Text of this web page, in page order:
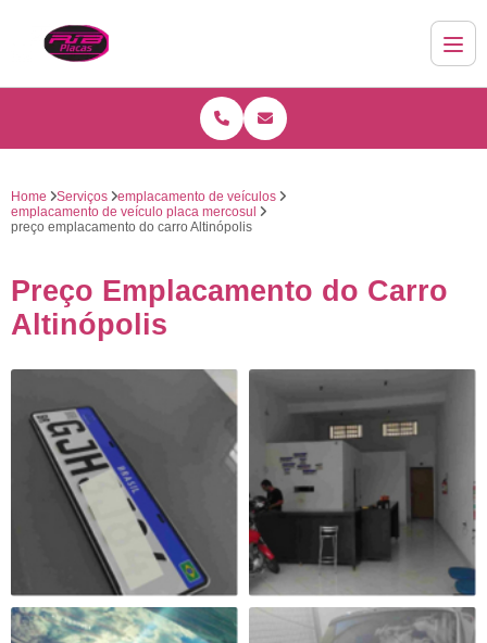
Home Serviços
emplacamento de veículos
emplacamento de veículo placa mercosul
preço emplacamento do carro Altinópolis
Preço Emplacamento do Carro
Altinópolis